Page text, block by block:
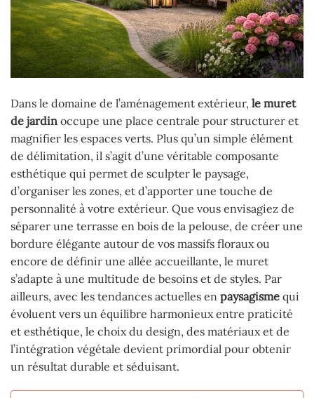
Dans le domaine de l’aménagement extérieur, le muret
de jardin occupe une place centrale pour structurer et
magnifier les espaces verts. Plus qu’un simple élément
de délimitation, il s’agit d’une véritable composante
esthétique qui permet de sculpter le paysage,
d’organiser les zones, et d’apporter une touche de
personnalité à votre extérieur. Que vous envisagiez de
séparer une terrasse en bois de la pelouse, de créer une
bordure élégante autour de vos massifs floraux ou
encore de définir une allée accueillante, le muret
s’adapte à une multitude de besoins et de styles. Par
ailleurs, avec les tendances actuelles en paysagisme qui
évoluent vers un équilibre harmonieux entre praticité
et esthétique, le choix du design, des matériaux et de
l’intégration végétale devient primordial pour obtenir
un résultat durable et séduisant.